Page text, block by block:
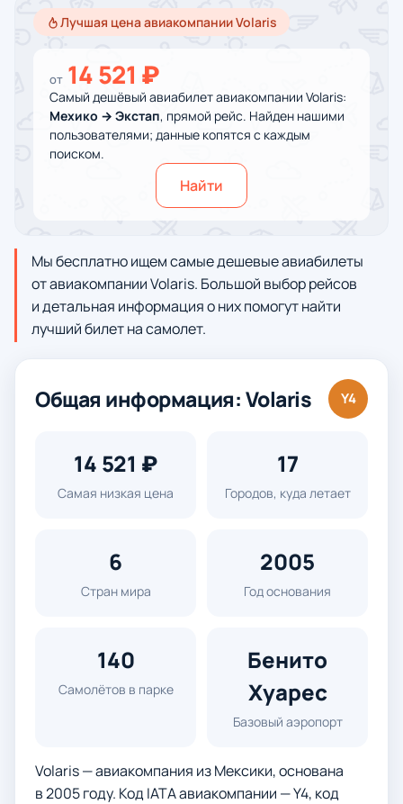
Лучшая цена авиакомпании Volaris
от 14 521 ₽
Самый дешёвый авиабилет авиакомпании Volaris:
Мехико → Экстап, прямой рейс. Найден нашими
пользователями; данные копятся с каждым
поиском.
Найти
Мы бесплатно ищем самые дешевые авиабилеты
от авиакомпании Volaris. Большой выбор рейсов
и детальная информация о них помогут найти
лучший билет на самолет.
Общая информация: Volaris Y4
14 521 ₽
Самая низкая цена
17
Городов, куда летает
6
Стран мира
2005
Год основания
140
Самолётов в парке
Бенито
Хуарес
Базовый аэропорт
Volaris — авиакомпания из Мексики, основана
в 2005 году. Код IATA авиакомпании — Y4, код